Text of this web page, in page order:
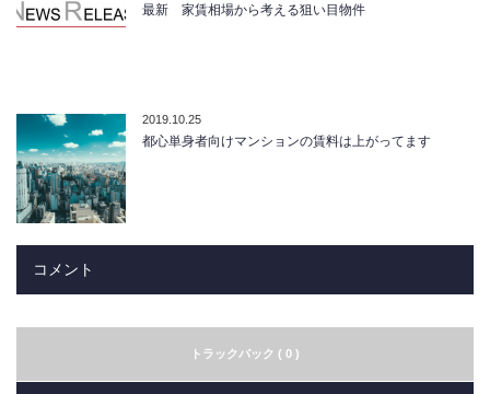
最新 家賃相場から考える狙い目物件
2019.10.25
都心単身者向けマンションの賃料は上がってます
コメント
トラックバック ( 0 )